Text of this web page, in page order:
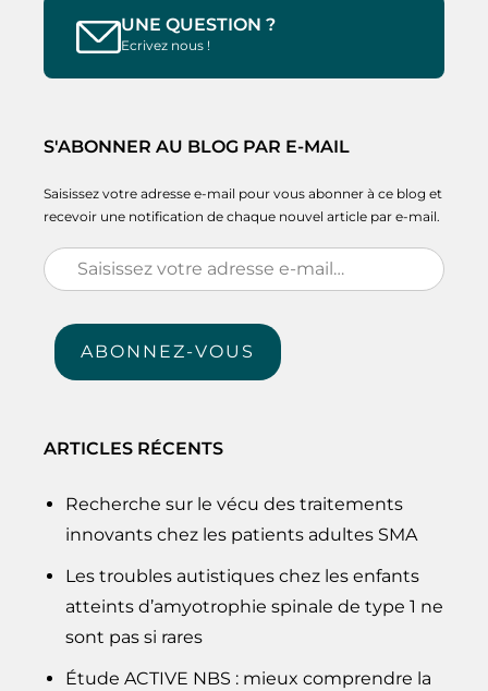
UNE QUESTION ?
Ecrivez nous !
S'ABONNER AU BLOG PAR E-MAIL
Saisissez votre adresse e-mail pour vous abonner à ce blog et
recevoir une notification de chaque nouvel article par e-mail.
Saisissez
votre
adresse
mail…
ABONNEZ-VOUS
ARTICLES RÉCENTS
Recherche sur le vécu des traitements
innovants chez les patients adultes SMA
Les troubles autistiques chez les enfants
atteints d’amyotrophie spinale de type 1 ne
sont pas si rares
Étude ACTIVE NBS : mieux comprendre la